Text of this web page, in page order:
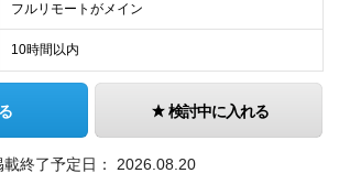
フルリモートがメイン
10時間以内
検討中に入れる
載終了予定日： 2026.08.20